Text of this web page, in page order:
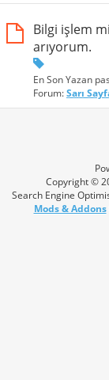
Bilgi işlem
arıyorum.
En Son Yazan
Forum:Sarı
Copyright ©
Search Engine
Mods & Addons